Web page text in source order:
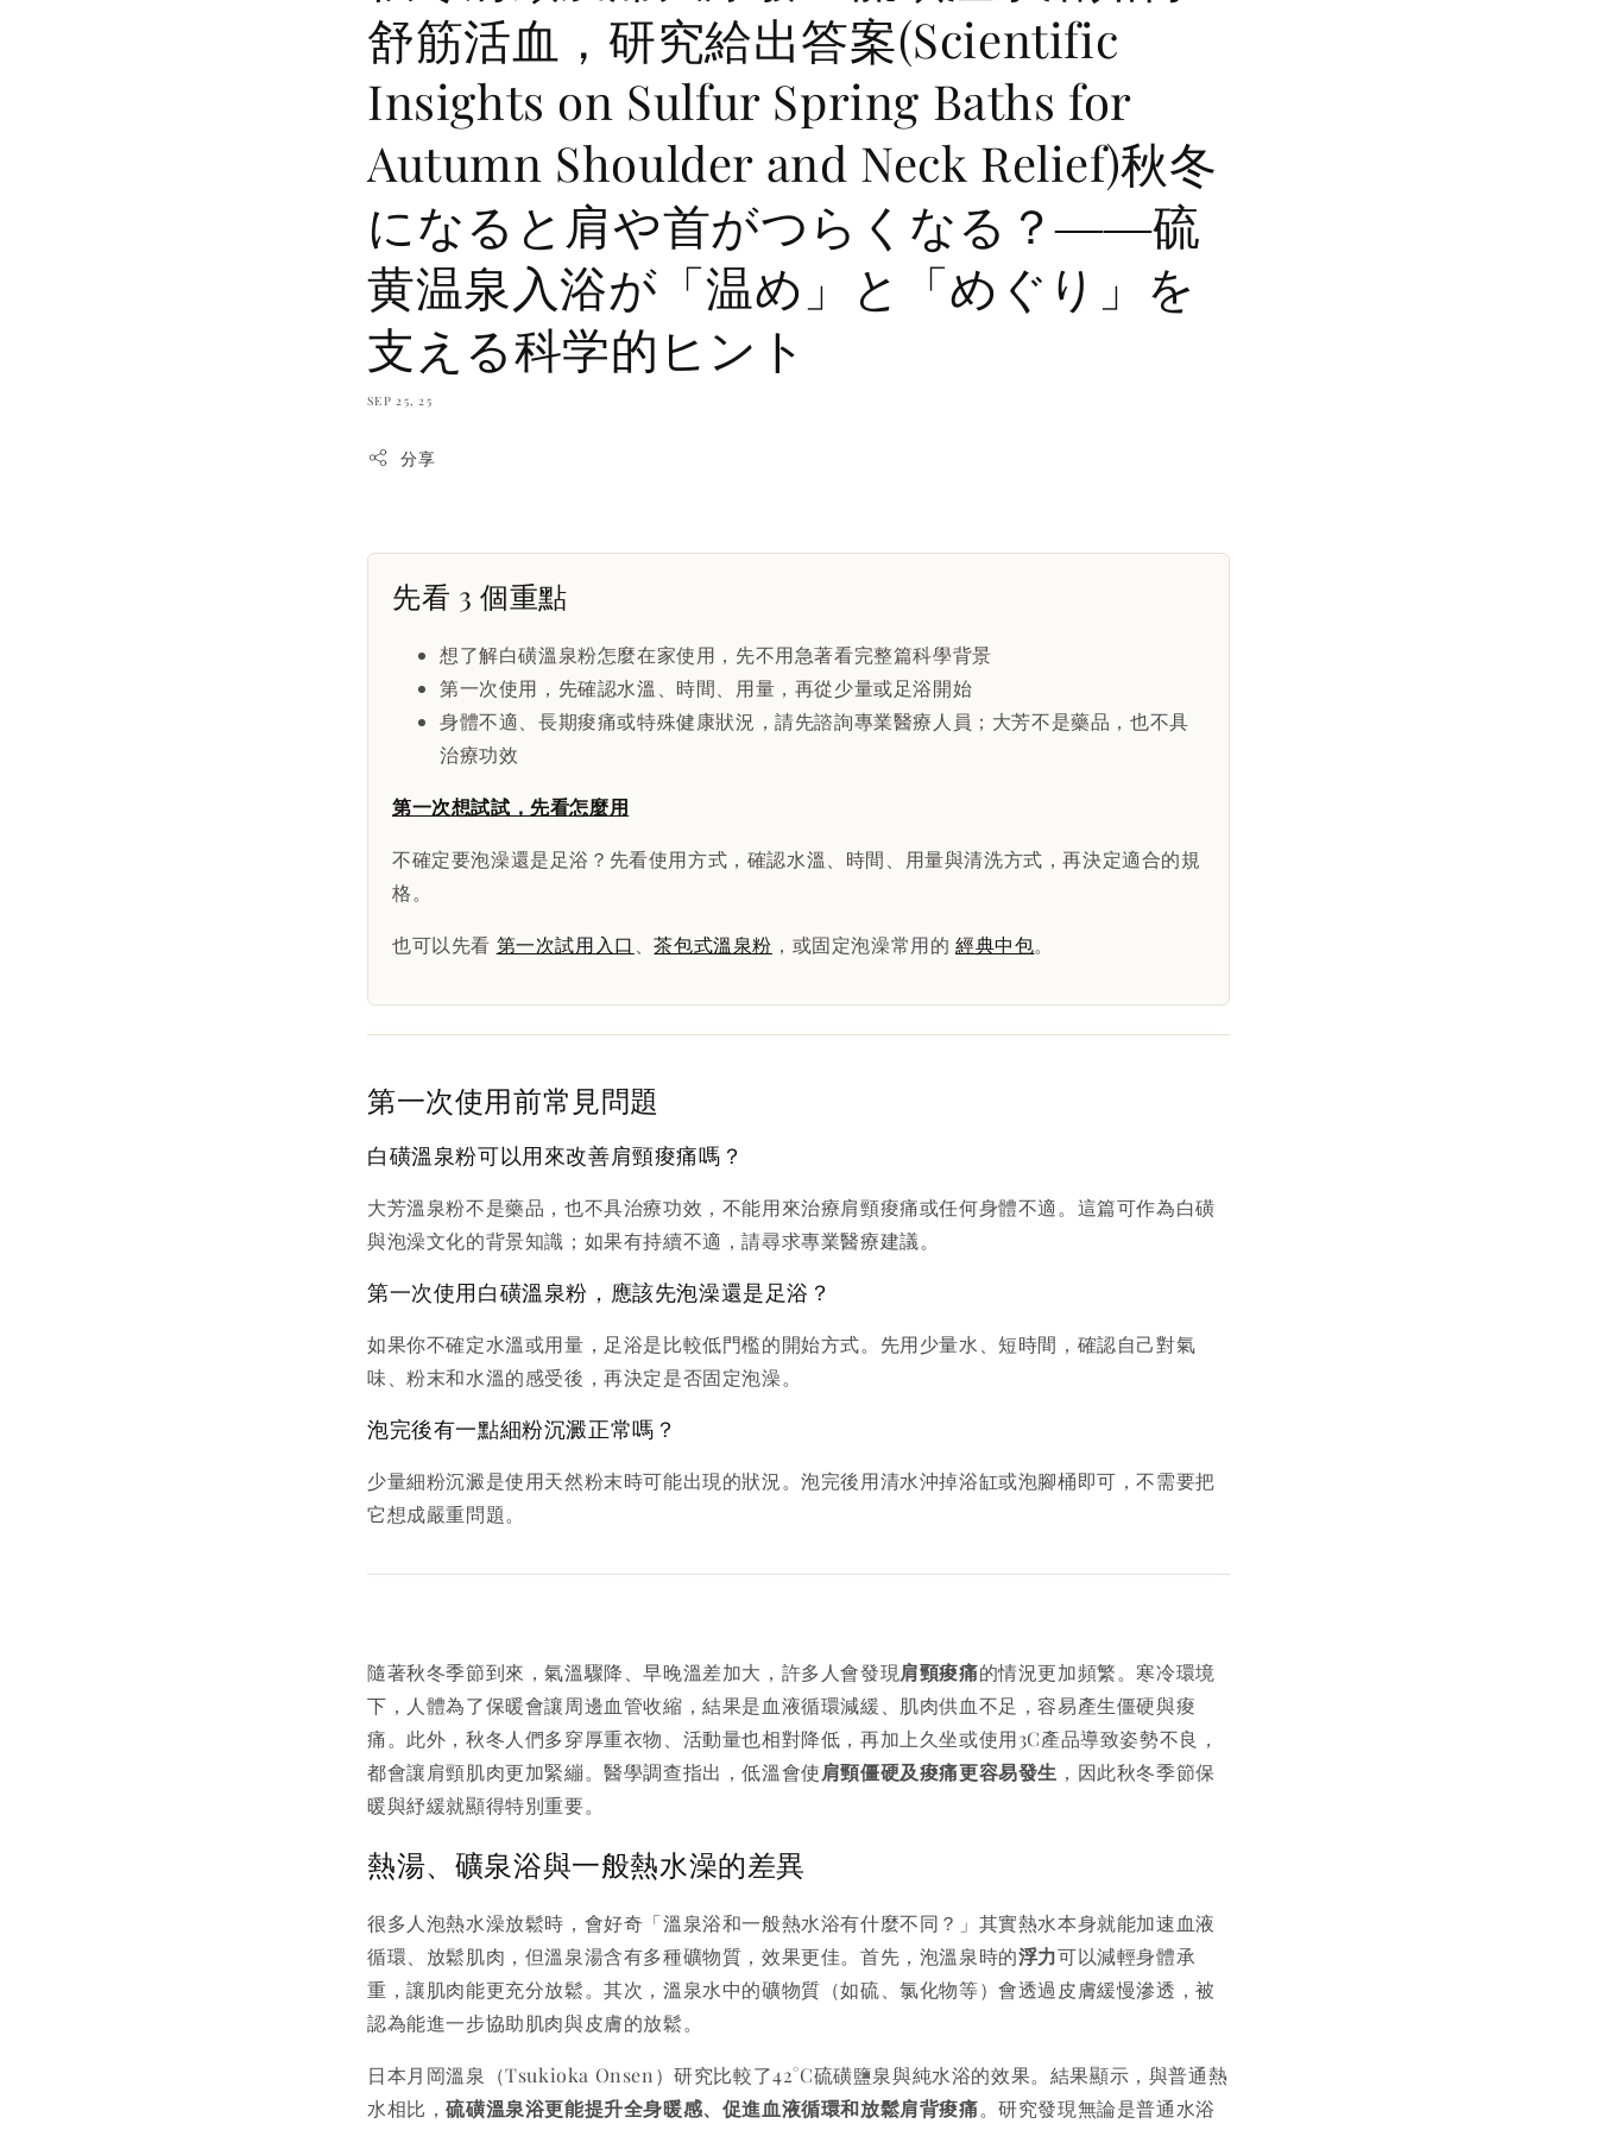
舒筋活血，研究給出答案(Scientific
Insights on Sulfur Spring Baths for
Autumn Shoulder and Neck Relief)秋冬
になると肩や首がつらくなる？――硫
黄温泉入浴が「温め」と「めぐり」を
支える科学的ヒント
SEP 25, 25
分享
先看 3 個重點
想了解白磺溫泉粉怎麼在家使用，先不用急著看完整篇科學背景
第一次使用，先確認水溫、時間、用量，再從少量或足浴開始
身體不適、長期痠痛或特殊健康狀況，請先諮詢專業醫療人員；大芳不是藥品，也不具
治療功效
第一次想試試，先看怎麼用
不確定要泡澡還是足浴？先看使用方式，確認水溫、時間、用量與清洗方式，再決定適合的規
格。
也可以先看 第一次試用入口 、茶包式溫泉粉 ，或固定泡澡常用的經典中包。
第一次使用前常見問題
白磺溫泉粉可以用來改善肩頸痠痛嗎？
大芳溫泉粉不是藥品，也不具治療功效，不能用來治療肩頸痠痛或任何身體不適。這篇可作為白磺
與泡澡文化的背景知識；如果有持續不適，請尋求專業醫療建議。
第一次使用白磺溫泉粉，應該先泡澡還是足浴？
如果你不確定水溫或用量，足浴是比較低門檻的開始方式。先用少量水、短時間，確認自己對氣
味、粉末和水溫的感受後，再決定是否固定泡澡。
泡完後有一點細粉沉澱正常嗎？
少量細粉沉澱是使用天然粉末時可能出現的狀況。泡完後用清水沖掉浴缸或泡腳桶即可，不需要把
它想成嚴重問題。
隨著秋冬季節到來，氣溫驟降、早晚溫差加大，許多人會發現肩頸痠痛的情況更加頻繁。寒冷環境
下，人體為了保暖會讓周邊血管收縮，結果是血液循環減緩、肌肉供血不足，容易產生僵硬與痠
痛。此外，秋冬人們多穿厚重衣物、活動量也相對降低，再加上久坐或使用3C產品導致姿勢不良，
都會讓肩頸肌肉更加緊繃。醫學調查指出，低溫會使肩頸僵硬及痠痛更容易發生 ，因此秋冬季節保
暖與紓緩就顯得特別重要。
熱湯、礦泉浴與一般熱水澡的差異
很多人泡熱水澡放鬆時，會好奇「溫泉浴和一般熱水浴有什麼不同？」其實熱水本身就能加速血液
循環、放鬆肌肉，但溫泉湯含有多種礦物質，效果更佳。首先，泡溫泉時的浮力可以減輕身體承
重，讓肌肉能更充分放鬆。其次，溫泉水中的礦物質（如硫、氯化物等）會透過皮膚緩慢滲透，被
認為能進一步協助肌肉與皮膚的放鬆。
日本月岡溫泉（Tsukioka Onsen）研究比較了42°C硫磺鹽泉與純水浴的效果。結果顯示，與普通熱
水相比，硫磺溫泉浴更能提升全身暖感、促進血液循環和放鬆肩背痠痛。研究發現無論是普通水浴